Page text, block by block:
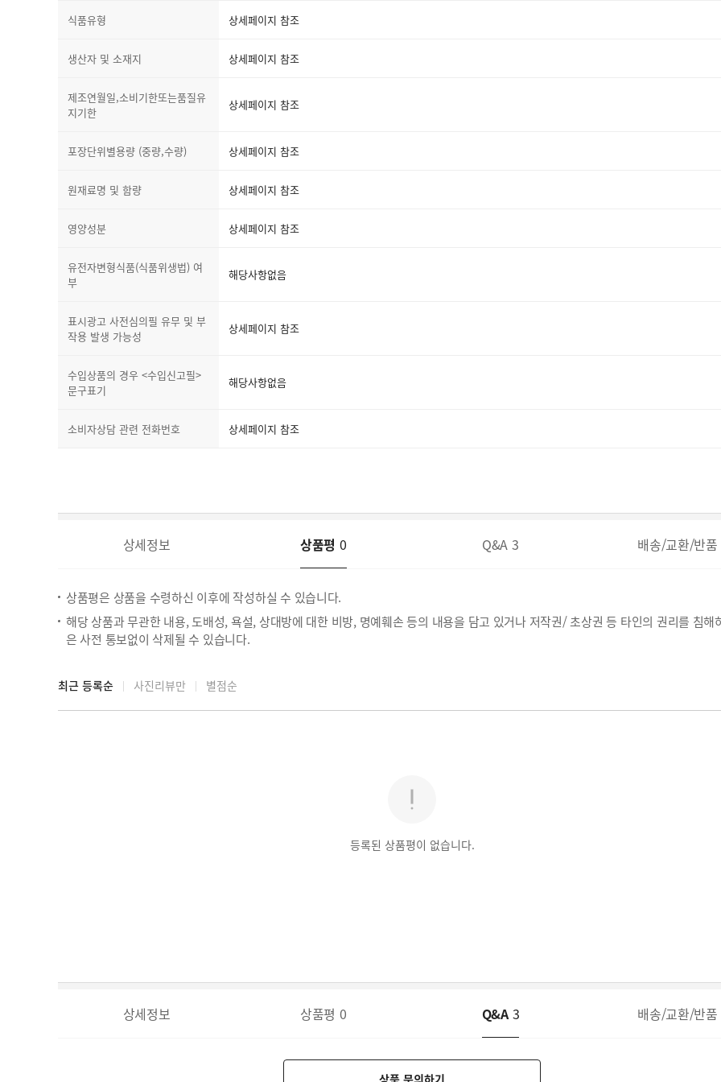
식품유형 상세페이지 참조
생산자 및 소재지 상세페이지 참조
제조연월일,소비기한또는품질유
지기한
상세페이지 참조
포장단위별용량 (중량,수량) 상세페이지 참조
원재료명 및 함량 상세페이지 참조
영양성분 상세페이지 참조
유전자변형식품(식품위생법) 여
부
해당사항없음
표시광고 사전심의필 유무 및 부
작용 발생 가능성
상세페이지 참조
수입상품의 경우 <수입신고필>
문구표기
해당사항없음
소비자상담 관련 전화번호 상세페이지 참조
상세정보 상품평 0 Q&A 3 배송/교환/반품
상품평은 상품을 수령하신 이후에 작성하실 수 있습니다.
해당 상품과 무관한 내용, 도배성, 욕설, 상대방에 대한 비방, 명예훼손 등의 내용을 담고 있거나 저작권/ 초상권 등 타인의 권리를 침해
은 사전 통보없이 삭제될 수 있습니다.
최근 등록순 사진리뷰만 별점순
등록된 상품평이 없습니다.
상세정보 상품평 0 Q&A 3 배송/교환/반품
상품 문의하기